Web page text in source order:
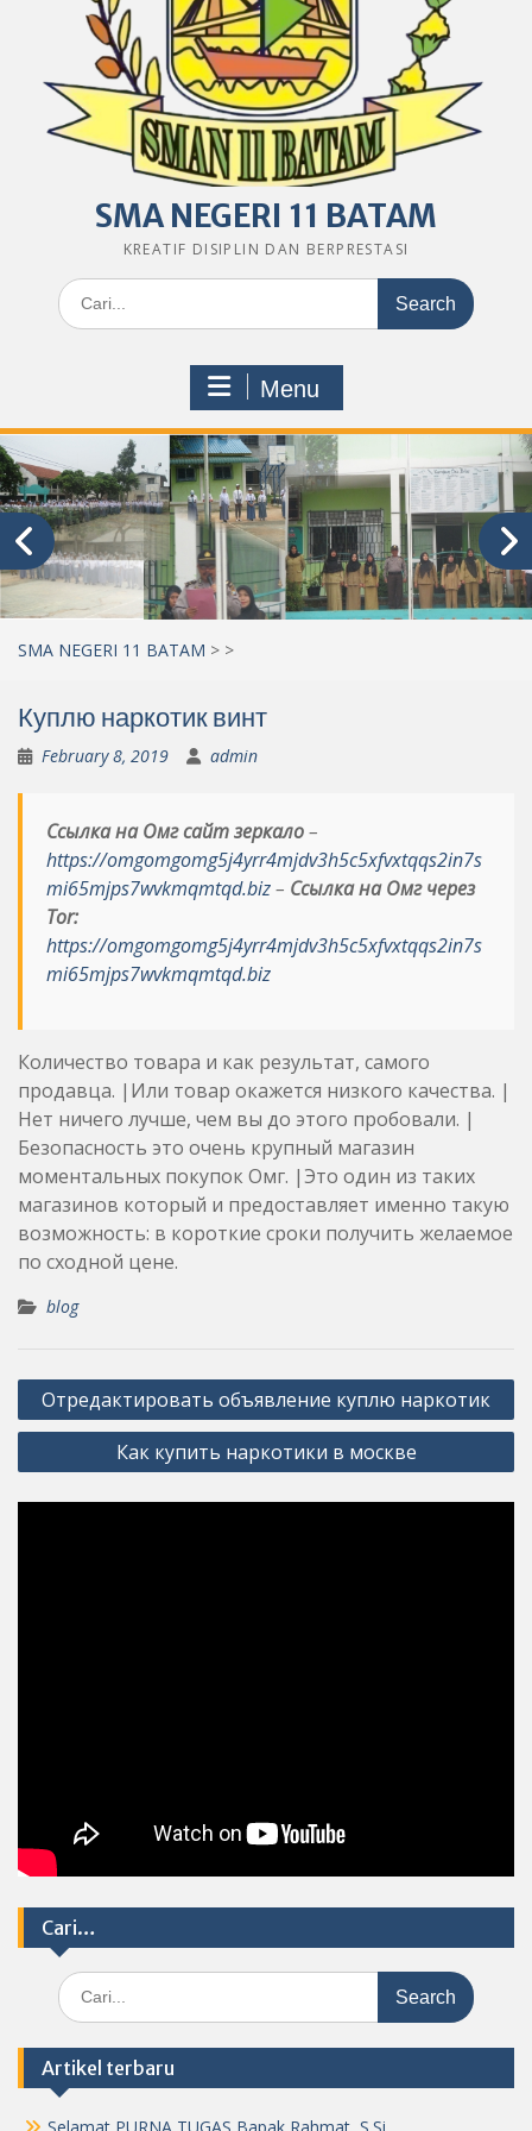
SMA NEGERI 11 BATAM
KREATIF DISIPLIN DAN BERPRESTASI
Search
for:
Menu
SMA NEGERI 11 BATAM > >
Куплю наркотик винт
February 8, 2019 admin
Ссылка на Омг сайт зеркало–
https://omgomgomg5j4yrr4mjdv3h5c5xfvxtqqs2in7s
mi65mjps7wvkmqmtqd.biz– Ссылка на Омг через
Tor:
https://omgomgomg5j4yrr4mjdv3h5c5xfvxtqqs2in7s
mi65mjps7wvkmqmtqd.biz
Количество товара и как результат, самого
продавца. |Или товар окажется низкого качества. |
Нет ничего лучше, чем вы до этого пробовали. |
Безопасность это очень крупный магазин
моментальных покупок Омг. |Это один из таких
магазинов который и предоставляет именно такую
возможность: в короткие сроки получить желаемое
по сходной цене.
blog
Post
navigation
Отредактировать объявление куплю наркотик
Как купить наркотики в москве
Cari…
Search
for:
Artikel terbaru